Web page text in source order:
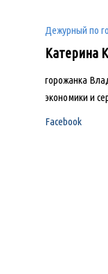
Дежурный по
Катерина
горожанка
экономики и
Facebook